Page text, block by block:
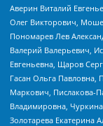
Аверин Виталий
Олег Викторович,
Пономарев Лев
Валерий Валерьевич,
Евгеньевна, Щаров
Гасан Ольга Павловна,
Маркович, Пислакова-
Владимировна,
Золотарева Екатерина